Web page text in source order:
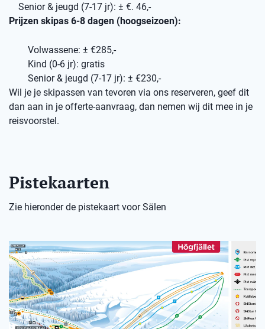
Senior & jeugd (7-17 jr): ± €. 46,-
Prijzen skipas 6-8 dagen (hoogseizoen):
Volwassene: ± €285,-
Kind (0-6 jr): gratis
Senior & jeugd (7-17 jr): ± €230,-
Wil je je skipassen van tevoren via ons reserveren, geef dit
dan aan in je offerte-aanvraag, dan nemen wij dit mee in je
reisvoorstel.
Pistekaarten
Zie hieronder de pistekaart voor Sälen